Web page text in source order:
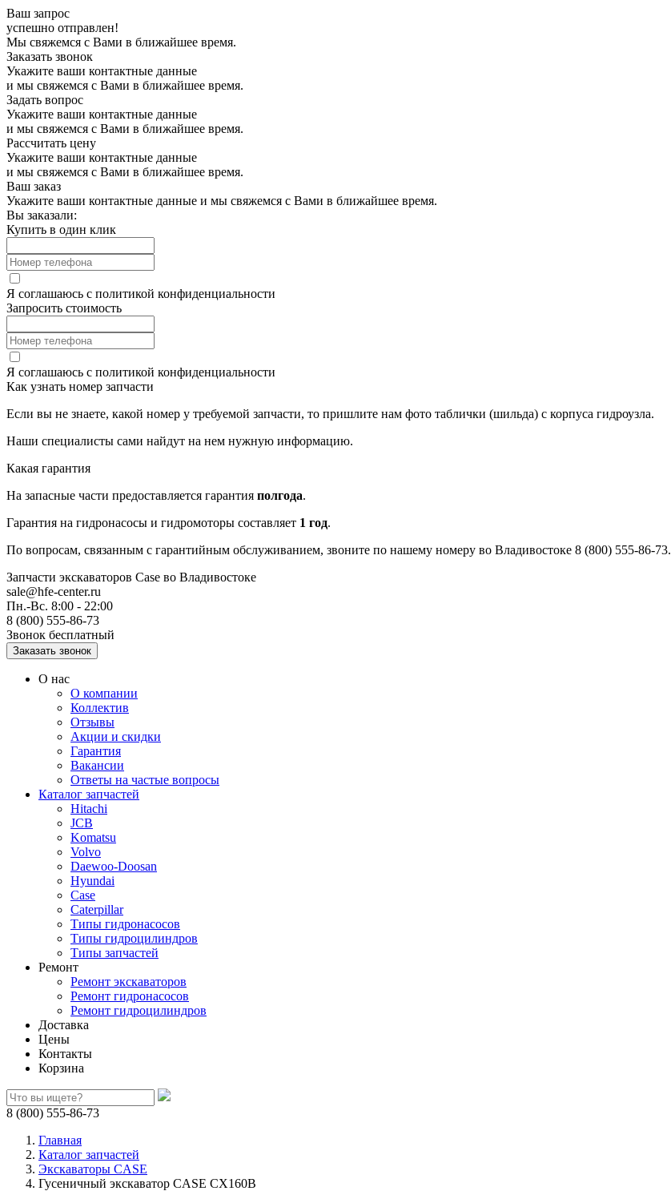
Ваш запрос
успешно отправлен!
Мы свяжемся с Вами в ближайшее время.
Заказать звонок
Укажите ваши контактные данные
и мы свяжемся с Вами в ближайшее время.
Задать вопрос
Укажите ваши контактные данные
и мы свяжемся с Вами в ближайшее время.
Рассчитать цену
Укажите ваши контактные данные
и мы свяжемся с Вами в ближайшее время.
Ваш заказ
Укажите ваши контактные данные и мы свяжемся с Вами в ближайшее время.
Вы заказали:
Купить в один клик
Я соглашаюсь с политикой конфиденциальности
Запросить стоимость
Я соглашаюсь с политикой конфиденциальности
Как узнать номер запчасти
Если вы не знаете, какой номер у требуемой запчасти, то пришлите нам фото таблички (шильда) с корпуса гидроузла.
Наши специалисты сами найдут на нем нужную информацию.
Какая гарантия
На запасные части предоставляется гарантия полгода.
Гарантия на гидронасосы и гидромоторы составляет 1 год.
По вопросам, связанным с гарантийным обслуживанием, звоните по нашему номеру во Владивостоке 8 (800) 555-86-73.
Запчасти экскаваторов Case во Владивостоке
sale@hfe-center.ru
Пн.-Вс. 8:00 - 22:00
8 (800) 555-86-73
Звонок бесплатный
О нас
О компании
Коллектив
Отзывы
Акции и скидки
Гарантия
Вакансии
Ответы на частые вопросы
Каталог запчастей
Hitachi
JCB
Komatsu
Volvo
Daewoo-Doosan
Hyundai
Case
Caterpillar
Типы гидронасосов
Типы гидроцилиндров
Типы запчастей
Ремонт
Ремонт экскаваторов
Ремонт гидронасосов
Ремонт гидроцилиндров
Доставка
Цены
Контакты
Корзина
8 (800) 555-86-73
Главная
Каталог запчастей
Экскаваторы CASE
Гусеничный экскаватор CASE CX160B